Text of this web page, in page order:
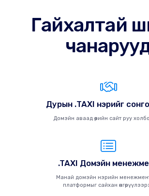
Гайхалтай
Дурын .TAXI нэрийг
Домэйн аваад өөрийн сайт руу
.TAXI Домэйн
Манай домэйн нэрийн
платформыг сайхан